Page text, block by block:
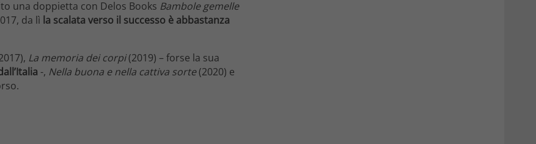
una doppietta con Delos Books Bambole gemelle
da lì la scalata verso il successo è abbastanza
La memoria dei corpi(2019) – forse la sua
-, Nella buona e nella cattiva sorte(2020) e